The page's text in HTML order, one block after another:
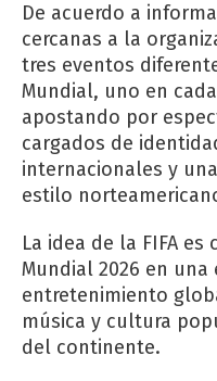
De acuerdo a
cercanas a la
tres eventos
Mundial, uno en
apostando por
cargados de
internacionales y
estilo
La idea de la FIFA
Mundial 2026 en una
entretenimiento
música y cultura
del continente.